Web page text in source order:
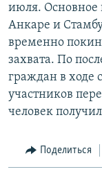
июля. Основное
Анкаре и
временно
захвата. По
граждан в ходе
участников
человек
Поделиться